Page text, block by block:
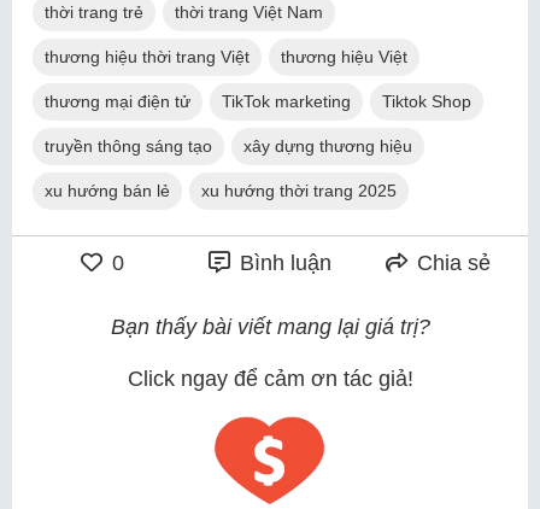
thời trang trẻ thời trang Việt Nam
thương hiệu thời trang Việt thương hiệu Việt
thương mại điện tử TikTok marketing Tiktok Shop
truyền thông sáng tạo xây dựng thương hiệu
xu hướng bán lẻ xu hướng thời trang 2025
0 Bình luận Chia sẻ
Bạn thấy bài viết mang lại giá trị?
Click ngay để cảm ơn tác giả!